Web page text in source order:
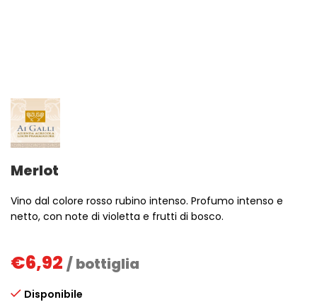
Merlot
Vino dal colore rosso rubino intenso. Profumo intenso e
netto, con note di violetta e frutti di bosco.
€6,92 / bottiglia
Disponibile